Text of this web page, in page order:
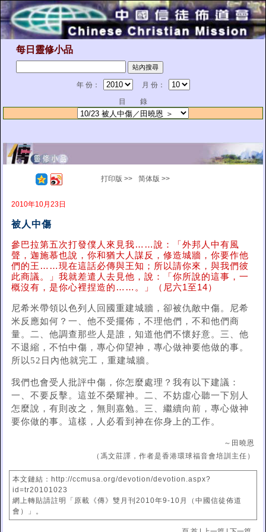
每日靈修小品
年 份：
月 份：
目 錄
打印版 >> 简体版 >>
2010年10月23日
被人中傷
參巴拉第五次打發僕人來見我……說：「外邦人中有風
聲，迦施慕也說，你和猶大人謀反，修造城牆，你要作他
們的王……現在這話必傳與王知；所以請你來，與我們彼
此商議。」我就差遣人去見他，說：「你所說的這事，一
概沒有，是你心裡捏造的……。」（尼六1至14）
尼希米帶領以色列人回國重建城牆，卻被仇敵中傷。尼希
米反應如何？一、他不受擺佈，不理他們，不和他們商
量。二、他調查那些人是誰，知道他們不懷好意。三、他
不退縮，不怕中傷，專心仰望神，專心做神要他做的事。
所以52日內他就完工，重建城牆。
我們也會受人批評中傷，你怎麼處理？我有以下建議：
一、不要反擊。這並不榮耀神。二、不妨虛心聽一下別人
怎麼說，有則改之，無則嘉勉。三、繼續向前，專心做神
要你做的事。這樣，人必看到神在你身上的工作。
～田曉恩
（馮文莊譯，作者是香港環球福音會培訓主任）
本文鏈結：http://ccmusa.org/devotion/devotion.aspx?
id=tr20101023
網上轉貼請註明「原載《傳》雙月刊2010年9-10月（中國信徒佈道
會）」。